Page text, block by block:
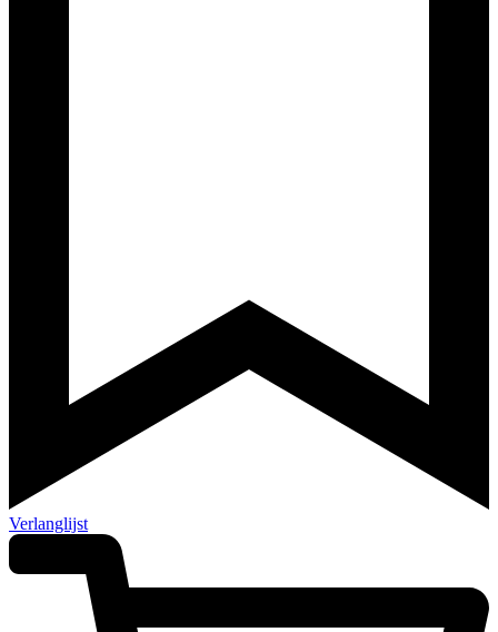
Verlanglijst